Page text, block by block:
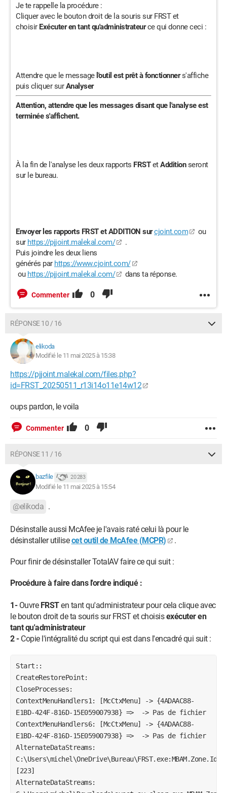
Je te rappelle la procédure :
Cliquer avec le bouton droit de la souris sur FRST et
choisir Exécuter en tant qu'administrateurce qui donne ceci :
Attendre que le message l'outil est prêt à fonctionners'affiche
puis cliquer surAnalyser
Attention, attendre que les messages disant que l'analyse est
terminée s'affichent.
À la fin de l'analyse les deux rapports FRSTetAdditionseront
sur le bureau.
Envoyer les rapports FRST et ADDITION surcjoint.com
ou
sur https://pjjoint.malekal.com/
.
Puis joindre les deux liens
générés par https://www.cjoint.com/
ou https://pjjoint.malekal.com/ dans ta réponse.
Commenter 0
RÉPONSE 10 / 16
elikoda
Modifié le 11 mai 2025 à 15:38
https://pjjoint.malekal.com/files.php?
id=FRST_20250511_r13i14o11e14w12
oups pardon, le voila
Commenter 0
RÉPONSE 11 / 16
bazfile 20 283
Modifié le 11 mai 2025 à 15:54
@elikoda .
Désinstalle aussi McAfee je l'avais raté celui là pour le
désinstaller utilisecet outil de McAfee (MCPR) .
Pour finir de désinstaller TotalAV faire ce qui suit :
Procédure à faire dans l'ordre indiqué :
1-Ouvre FRSTen tant qu'administrateur pour cela clique avec
le bouton droit de ta souris sur FRST et choisisexécuter en
tant qu'administrateur
2 -Copie l'intégralité du script qui est dans l'encadré qui suit :
Start::
CreateRestorePoint:
CloseProcesses:
ContextMenuHandlers1: [McCtxMenu] -> {4ADAAC88-
E1BD-424F-816D-15E059007938} =>  -> Pas de fichier
ContextMenuHandlers6: [McCtxMenu] -> {4ADAAC88-
E1BD-424F-816D-15E059007938} =>  -> Pas de fichier
AlternateDataStreams:
[223]
AlternateDataStreams: